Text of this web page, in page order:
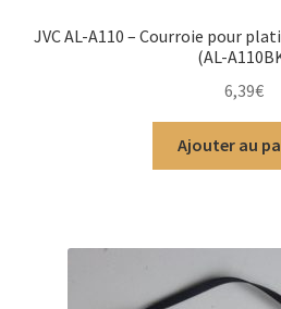
JVC AL-A110 – Courroie pour
(AL-
6,39€
Ajouter au